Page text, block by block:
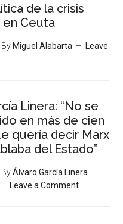
de la crisis
Ceuta
By Miguel Alabarta
Leave
Linera: “No se
en más de cien
quería decir Marx
del Estado”
ByÁlvaro García Linera
Leave a Comment